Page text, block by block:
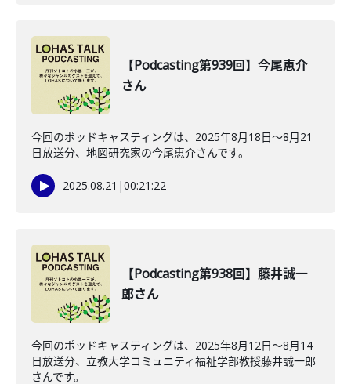
【Podcasting第939回】今尾恵介
さん
今回のポッドキャスティングは、2025年8月18日〜8月21
日放送分、地図研究家の今尾恵介さんです。
2025.08.21 |00:21:22
【Podcasting第938回】藤井誠一
郎さん
今回のポッドキャスティングは、2025年8月12日〜8月14
日放送分、立教大学コミュニティ福祉学部教授藤井誠一郎
さんです。